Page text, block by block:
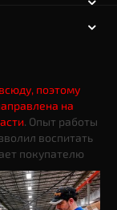
поэтому
на
. Опыт работы
воспитать
покупателю